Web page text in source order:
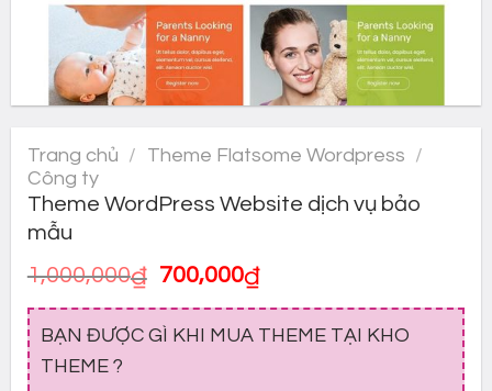
Trang chủ / Theme Flatsome Wordpress /
Công ty
Theme WordPress Website dịch vụ bảo
mẫu
1,000,000₫ Giá
là:
1,000,000₫.
700,000₫Giá
là:
BẠN ĐƯỢC GÌ KHI MUA THEME TẠI KHO
THEME ?